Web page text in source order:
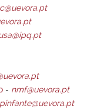
- nmf@uevora.pt
pinfante@uevora.pt